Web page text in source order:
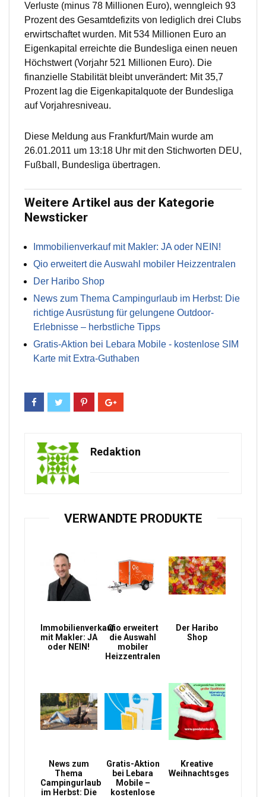
Verluste (minus 78 Millionen Euro), wenngleich 93
Prozent des Gesamtdefizits von lediglich drei Clubs
erwirtschaftet wurden. Mit 534 Millionen Euro an
Eigenkapital erreichte die Bundesliga einen neuen
Höchstwert (Vorjahr 521 Millionen Euro). Die
finanzielle Stabilität bleibt unverändert: Mit 35,7
Prozent lag die Eigenkapitalquote der Bundesliga
auf Vorjahresniveau.
Diese Meldung aus Frankfurt/Main wurde am
26.01.2011 um 13:18 Uhr mit den Stichworten DEU,
Fußball, Bundesliga übertragen.
Weitere Artikel aus der Kategorie
Newsticker
Immobilienverkauf mit Makler: JA oder NEIN!
Qio erweitert die Auswahl mobiler Heizzentralen
Der Haribo Shop
News zum Thema Campingurlaub im Herbst: Die
richtige Ausrüstung für gelungene Outdoor-
Erlebnisse – herbstliche Tipps
Gratis-Aktion bei Lebara Mobile - kostenlose SIM
Karte mit Extra-Guthaben
Redaktion
VERWANDTE PRODUKTE
Immobilienverkauf
mit Makler: JA
oder NEIN!
Qio erweitert
die Auswahl
mobiler
Heizzentralen
Der Haribo
Shop
News zum
Thema
Campingurlaub
im Herbst: Die
Gratis-Aktion
bei Lebara
Mobile –
kostenlose
Kreative
Weihnachtsgeschenke